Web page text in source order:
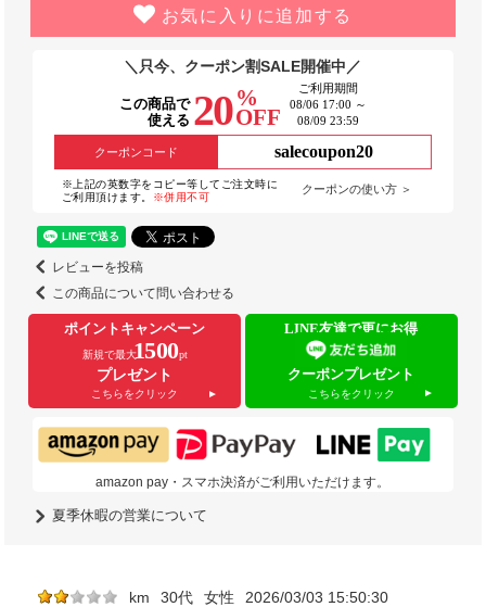
お気に入りに追加する
＼只今、クーポン割SALE開催中／
この商品で
使える 20 %
OFF
ご利用期間
08/06 17:00 ～
08/09 23:59
クーポンコード salecoupon20
※上記の英数字をコピー等してご注文時に
ご利用頂けます。
※併用不可
クーポンの使い方 ＞
レビューを投稿
この商品について問い合わせる
ポイントキャンペーン
新規で最大1500pt
プレゼント
こちらをクリック
LINE友達で更にお得
クーポンプレゼント
こちらをクリック
amazon pay・スマホ決済がご利用いただけます。
夏季休暇の営業について
km 30代 女性
2026/03/03 15:50:30